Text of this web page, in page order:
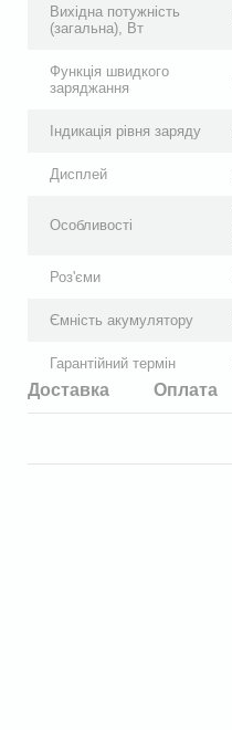
Вихідна потужність
(загальна), Вт
Функція швидкого
заряджання
Індикація рівня заряду
Дисплей
Особливості
Роз'єми
Ємність акумулятору
Гарантійний термін
Доставка Оплата